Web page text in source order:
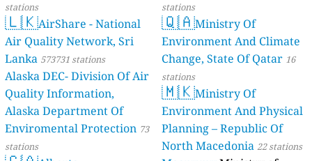
stations
🇱🇰AirShare - National
Air Quality Network, Sri
Lanka 573731 stations
Alaska DEC- Division Of Air
Quality Information,
Alaska Department Of
Enviromental Protection 73
stations
stations
🇶🇦Ministry Of
Environment And Climate
Change, State Of Qatar 16
stations
🇲🇰Ministry Of
Environment And Physical
Planning – Republic Of
North Macedonia 22 stations